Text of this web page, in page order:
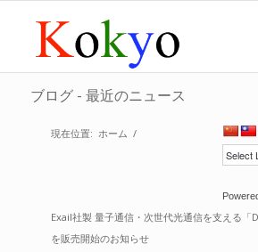
ブログ - 最近のニュース
現在位置: ホーム /
Exail社製 量子通信・次世代光通信を支える「
を販売開始のお知らせ